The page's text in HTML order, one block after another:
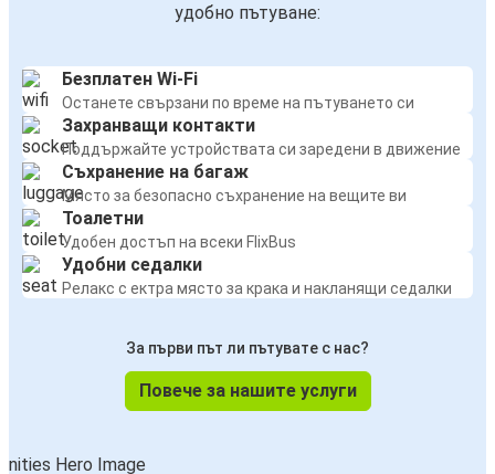
удобно пътуване:
Безплатен Wi-Fi
Останете свързани по време на пътуването си
Захранващи контакти
Поддържайте устройствата си заредени в движение
Съхранение на багаж
Място за безопасно съхранение на вещите ви
Тоалетни
Удобен достъп на всеки FlixBus
Удобни седалки
Релакс с ектра място за крака и накланящи седалки
За първи път ли пътувате с нас?
Повече за нашите услуги